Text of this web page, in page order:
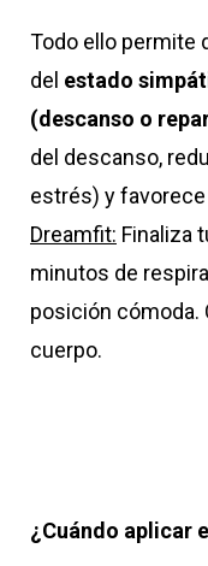
Todo ello permite
del estado
(descanso o
del descanso,
estrés) y
Dreamfit: Finaliza
minutos de
posición cómoda.
cuerpo.
¿Cuándo aplicar